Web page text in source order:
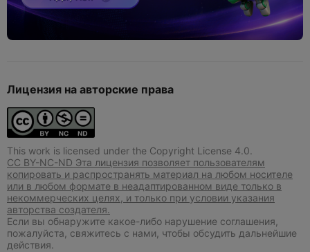
Лицензия на авторские права
This work is licensed under the Copyright License 4.0.
CC BY-NC-ND Эта лицензия позволяет пользователям
копировать и распространять материал на любом носителе
или в любом формате в неадаптированном виде только в
некоммерческих целях, и только при условии указания
авторства создателя.
Если вы обнаружите какое-либо нарушение соглашения,
пожалуйста, свяжитесь с нами, чтобы обсудить дальнейшие
действия.